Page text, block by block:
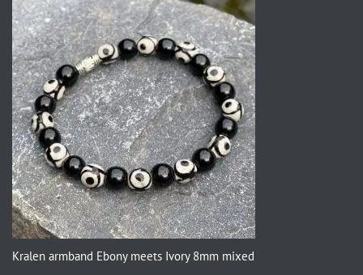
Kralen armband Ebony meets Ivory 8mm mixed